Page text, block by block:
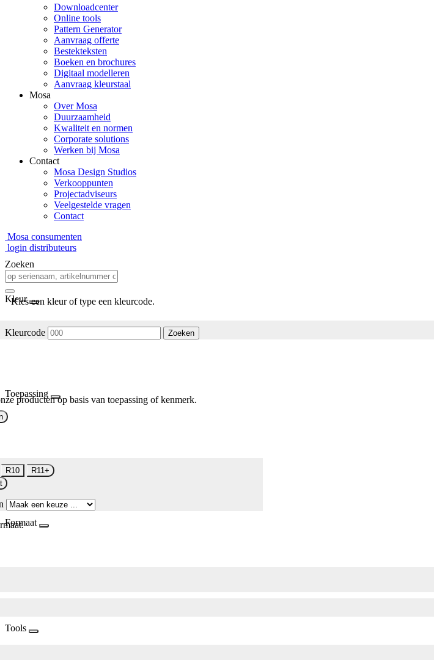
Downloadcenter
Online tools
Pattern Generator
Aanvraag offerte
Bestekteksten
Boeken en brochures
Digitaal modelleren
Aanvraag kleurstaal
Mosa
Over Mosa
Duurzaamheid
Kwaliteit en normen
Corporate solutions
Werken bij Mosa
Contact
Mosa Design Studios
Verkooppunten
Projectadviseurs
Veelgestelde vragen
Contact
Mosa consumenten
login distributeurs
Zoeken
Kleur
Kies een kleur of type een kleurcode.
Kleurcode Zoeken
Toepassing
producten op basis van toepassing of kenmerk.
R10
R11+
Formaat
Tools